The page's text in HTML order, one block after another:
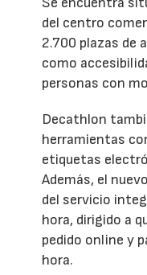
del centro
2.700 plazas de
como
personas con
Decathlon
herramientas
etiquetas
Además, el
del servicio
hora, dirigido a
pedido online y
hora.